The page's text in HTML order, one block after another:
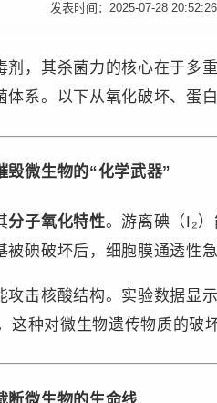
发表时间： 2025-07-28 20:52:26
剂，其杀菌力的核心在于多
体系。以下从氧化破坏、蛋
毁微生物的“化学武器”
​分子氧化特性​。游离碘（I₂
碘破坏后，细胞膜通透性
攻击核酸结构。实验数据显
这种对微生物遗传物质的破